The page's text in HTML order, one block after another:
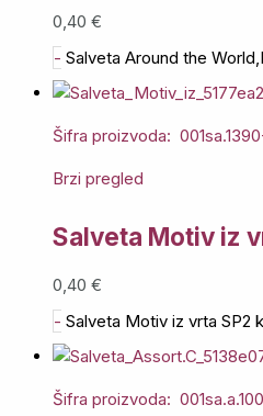
0,40 €
- Salveta Around the
Šifra proizvoda:
Brzi pregled
Salveta Motiv iz
0,40 €
- Salveta Motiv iz vrta SP2
Šifra proizvoda: